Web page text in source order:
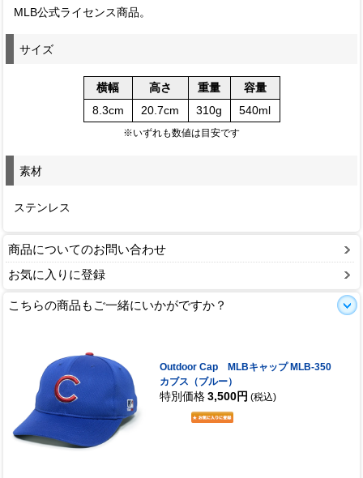
MLB公式ライセンス商品。
サイズ
横幅 高さ 重量
容量
8.3cm
20.7cm 310g 540ml
※いずれも数値は目安です
素材
ステンレス
商品についてのお問い合わせ
お気に入りに登録
こちらの商品もご一緒にいかがですか？
Outdoor Cap MLBキャップ MLB-350
カブス（ブルー）
特別価格 3,500円 (税込)